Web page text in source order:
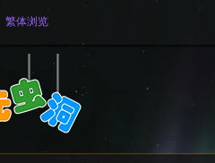
繁体浏览